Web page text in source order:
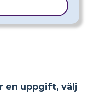
en uppgift, välj